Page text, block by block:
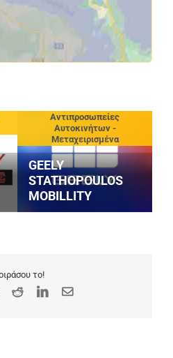
Αντιπροσωπείες
Αυτοκινήτων -
Μεταχειρισμένα
GEELY
STATHOPOULOS
MOBILLITY
το!
RedditLinkedIn
Email